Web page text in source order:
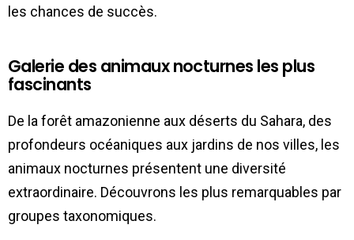
les chances de succès.
Galerie des animaux nocturnes les plus
fascinants
De la forêt amazonienne aux déserts du Sahara, des
profondeurs océaniques aux jardins de nos villes, les
animaux nocturnes présentent une diversité
extraordinaire. Découvrons les plus remarquables par
groupes taxonomiques.